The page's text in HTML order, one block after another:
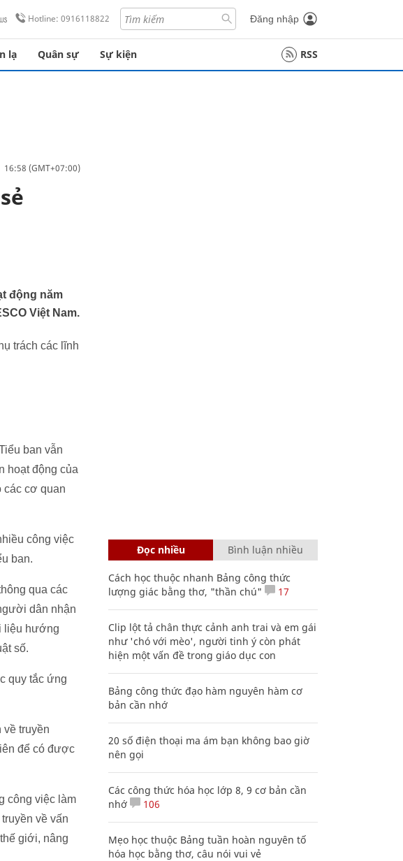
Hotline: 0916118822 Đăng nhập
lạ Quân sự Sự kiện RSS
(GMT+07:00)
động năm
Việt Nam.
trách các lĩnh
ban vẫn
hoạt động của
các cơ quan
công việc
ban.
qua các
dân nhận
liệu hướng
số.
quy tắc ứng
truyền
để có được
công việc làm
về vấn
giới, nâng
Đọc nhiều Bình luận nhiều
Cách học thuộc nhanh Bảng công thức
lượng giác bằng thơ, "thần chú"
17
Clip lột tả chân thực cảnh anh trai và em gái
như 'chó với mèo', người tinh ý còn phát
hiện một vấn đề trong giáo dục con
Bảng công thức đạo hàm nguyên hàm cơ
bản cần nhớ
20 số điện thoại ma ám bạn không bao giờ
nên gọi
Các công thức hóa học lớp 8, 9 cơ bản cần
nhớ
106
Mẹo học thuộc Bảng tuần hoàn nguyên tố
hóa học bằng thơ, câu nói vui vẻ